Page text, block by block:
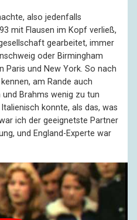
also jedenfalls
mit Flausen im Kopf verließ,
gearbeitet, immer
oder Birmingham
Paris und New York. So nach
am Rande auch
Brahms wenig zu tun
konnte, als das, was
ich der geeignetste Partner
und England-Experte war